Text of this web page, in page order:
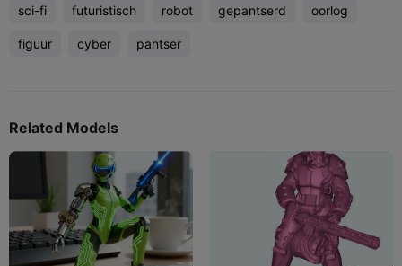
sci-fi futuristisch robot gepantserd oorlog
figuur cyber pantser
Related Models